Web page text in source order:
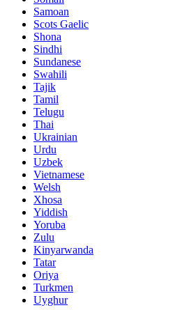
Samoan
Scots Gaelic
Shona
Sindhi
Sundanese
Swahili
Tajik
Tamil
Telugu
Thai
Ukrainian
Urdu
Uzbek
Vietnamese
Welsh
Xhosa
Yiddish
Yoruba
Zulu
Kinyarwanda
Tatar
Oriya
Turkmen
Uyghur